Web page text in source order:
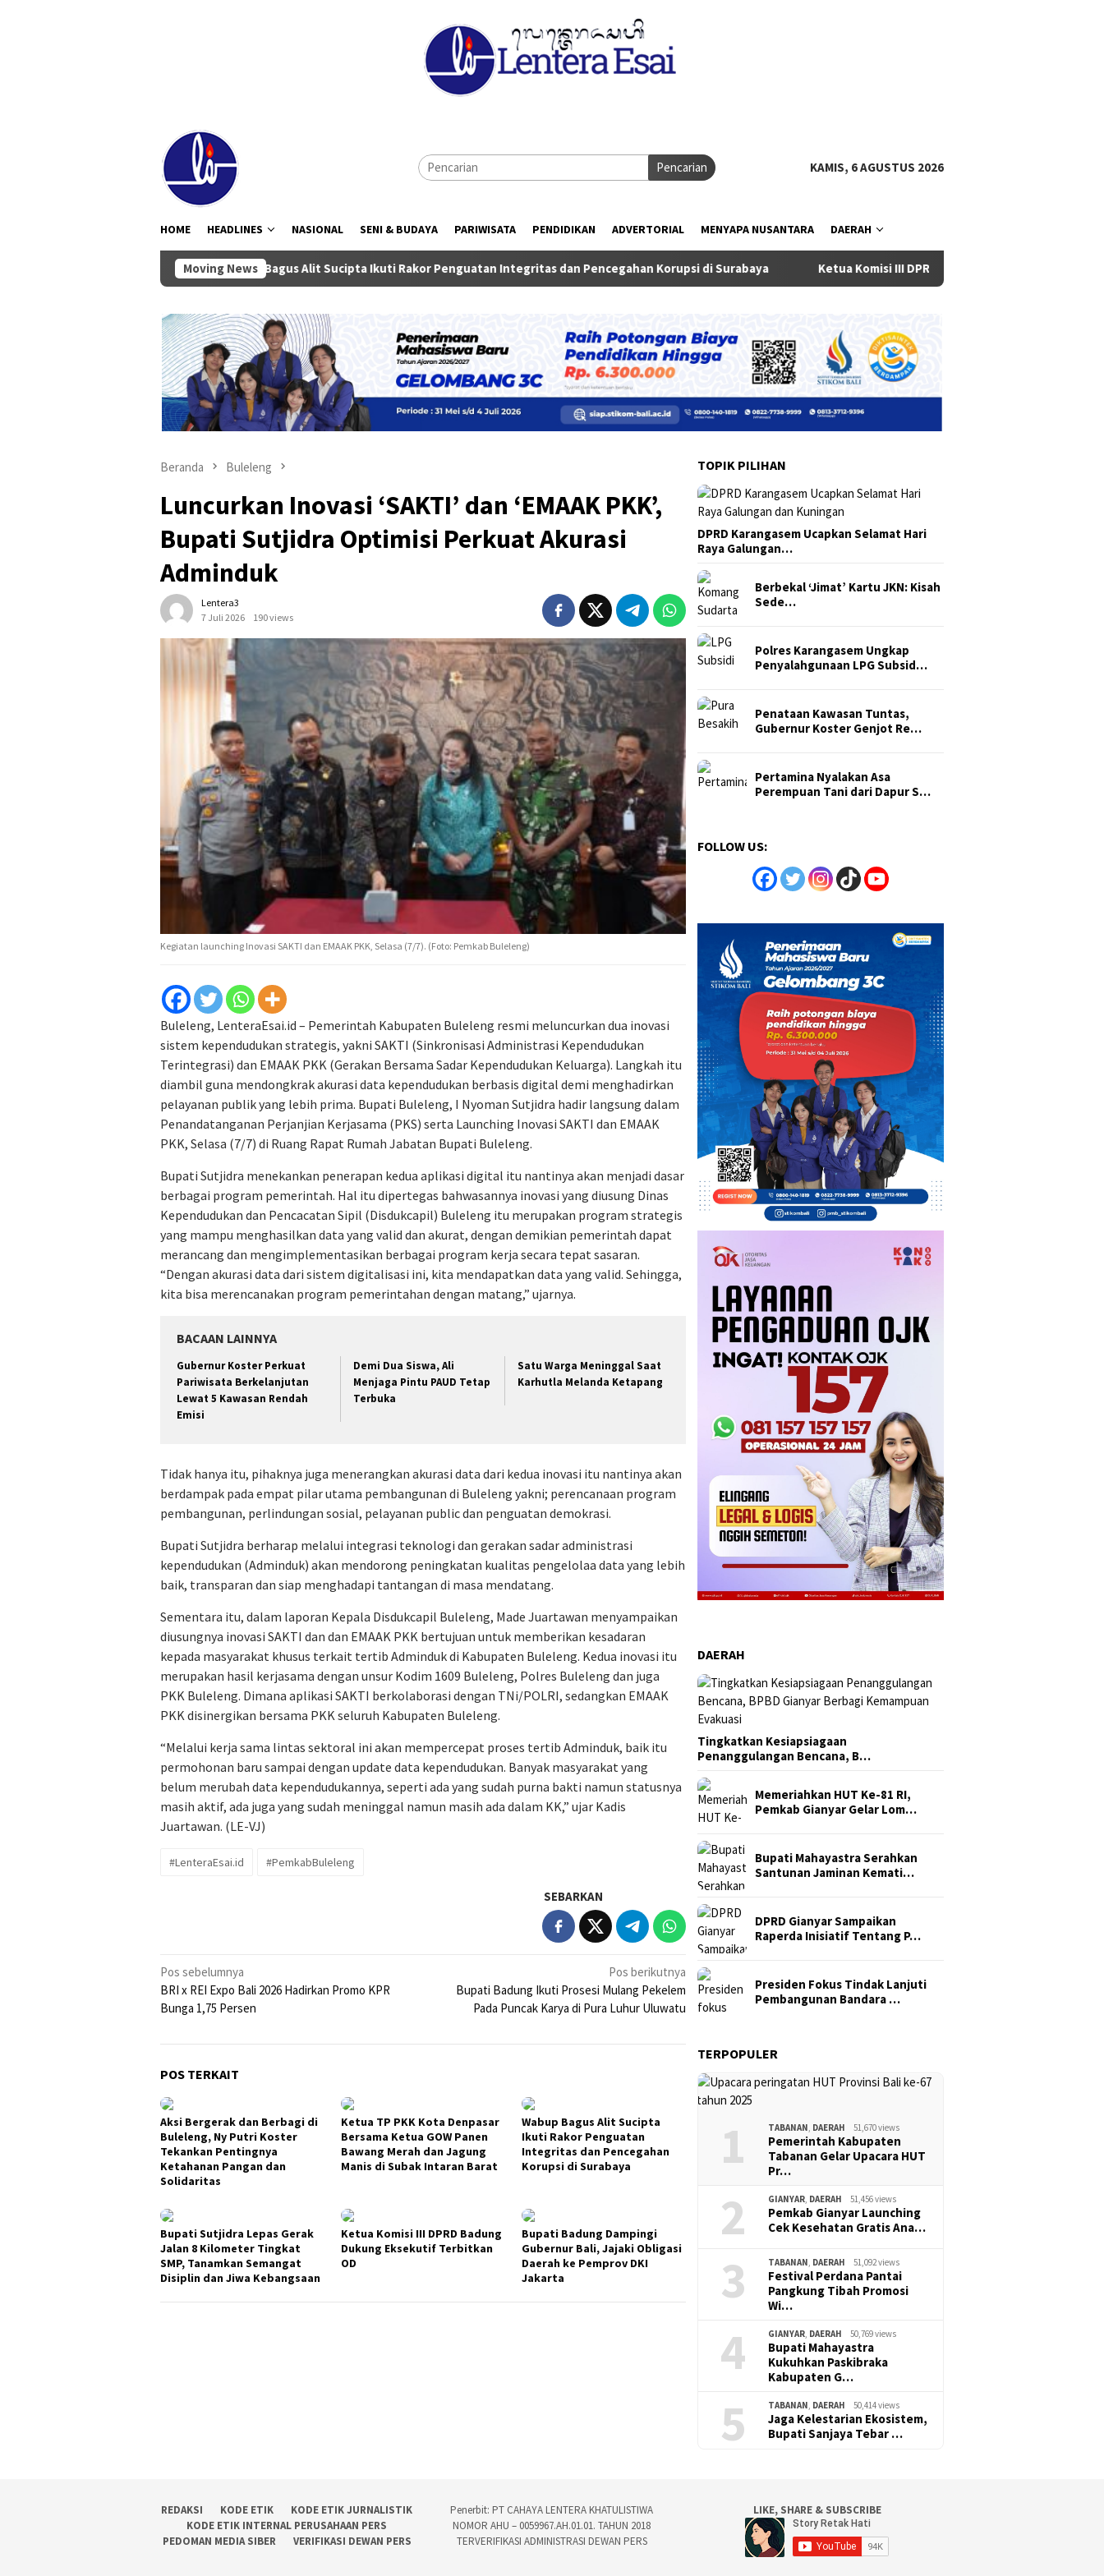
Pencarian KAMIS, 6 AGUSTUS 2026
HOME HEADLINES NASIONAL SENI & BUDAYA PARIWISATA PENDIDIKAN ADVERTORIAL MENYAPA NUSANTARA DAERAH
Moving News
Wabup Bagus Alit Sucipta Ikuti Rakor Penguatan Integritas dan Pencegahan Korupsi di Surabaya Ketua Komisi III DPRD Badung Dukung Eksekutif Terbitkan OD
Beranda Buleleng
Luncurkan Inovasi ‘SAKTI’ dan ‘EMAAK PKK’,
Bupati Sutjidra Optimisi Perkuat Akurasi
Adminduk
Lentera3
7 Juli 2026
190 views
Kegiatan launching Inovasi SAKTI dan EMAAK PKK, Selasa (7/7). (Foto: Pemkab Buleleng)
Buleleng, LenteraEsai.id – Pemerintah Kabupaten Buleleng resmi meluncurkan dua inovasi
sistem kependudukan strategis, yakni SAKTI (Sinkronisasi Administrasi Kependudukan
Terintegrasi) dan EMAAK PKK (Gerakan Bersama Sadar Kependudukan Keluarga). Langkah itu
diambil guna mendongkrak akurasi data kependudukan berbasis digital demi menghadirkan
pelayanan publik yang lebih prima. Bupati Buleleng, I Nyoman Sutjidra hadir langsung dalam
Penandatanganan Perjanjian Kerjasama (PKS) serta Launching Inovasi SAKTI dan EMAAK
PKK, Selasa (7/7) di Ruang Rapat Rumah Jabatan Bupati Buleleng.
Bupati Sutjidra menekankan penerapan kedua aplikasi digital itu nantinya akan menjadi dasar
berbagai program pemerintah. Hal itu dipertegas bahwasannya inovasi yang diusung Dinas
Kependudukan dan Pencacatan Sipil (Disdukcapil) Buleleng itu merupakan program strategis
yang mampu menghasilkan data yang valid dan akurat, dengan demikian pemerintah dapat
merancang dan mengimplementasikan berbagai program kerja secara tepat sasaran.
“Dengan akurasi data dari sistem digitalisasi ini, kita mendapatkan data yang valid. Sehingga,
kita bisa merencanakan program pemerintahan dengan matang,” ujarnya.
BACAAN LAINNYA
Gubernur Koster Perkuat
Pariwisata Berkelanjutan
Lewat 5 Kawasan Rendah
Emisi
Demi Dua Siswa, Ali
Menjaga Pintu PAUD Tetap
Terbuka
Satu Warga Meninggal Saat
Karhutla Melanda Ketapang
Tidak hanya itu, pihaknya juga menerangkan akurasi data dari kedua inovasi itu nantinya akan
berdampak pada empat pilar utama pembangunan di Buleleng yakni; perencanaan program
pembangunan, perlindungan sosial, pelayanan public dan penguatan demokrasi.
Bupati Sutjidra berharap melalui integrasi teknologi dan gerakan sadar administrasi
kependudukan (Adminduk) akan mendorong peningkatan kualitas pengelolaa data yang lebih
baik, transparan dan siap menghadapi tantangan di masa mendatang.
Sementara itu, dalam laporan Kepala Disdukcapil Buleleng, Made Juartawan menyampaikan
diusungnya inovasi SAKTI dan dan EMAAK PKK bertujuan untuk memberikan kesadaran
kepada masyarakat khusus terkait tertib Adminduk di Kabupaten Buleleng. Kedua inovasi itu
merupakan hasil kerjasama dengan unsur Kodim 1609 Buleleng, Polres Buleleng dan juga
PKK Buleleng. Dimana aplikasi SAKTI berkolaborasi dengan TNi/POLRI, sedangkan EMAAK
PKK disinergikan bersama PKK seluruh Kabupaten Buleleng.
“Melalui kerja sama lintas sektoral ini akan mempercepat proses tertib Adminduk, baik itu
permohonan baru sampai dengan update data kependudukan. Banyak masyarakat yang
belum merubah data kependudukannya, seperti ada yang sudah purna bakti namun statusnya
masih aktif, ada juga yang sudah meninggal namun masih ada dalam KK,” ujar Kadis
Juartawan. (LE-VJ)
#LenteraEsai.id #PemkabBuleleng
SEBARKAN
Navigasi
pos
Pos sebelumnya
BRI x REI Expo Bali 2026 Hadirkan Promo KPR
Bunga 1,75 Persen
Pos berikutnya
Bupati Badung Ikuti Prosesi Mulang Pekelem
Pada Puncak Karya di Pura Luhur Uluwatu
POS TERKAIT
Aksi Bergerak dan Berbagi di
Buleleng, Ny Putri Koster
Tekankan Pentingnya
Ketahanan Pangan dan
Solidaritas
Ketua TP PKK Kota Denpasar
Bersama Ketua GOW Panen
Bawang Merah dan Jagung
Manis di Subak Intaran Barat
Wabup Bagus Alit Sucipta
Ikuti Rakor Penguatan
Integritas dan Pencegahan
Korupsi di Surabaya
Bupati Sutjidra Lepas Gerak
Jalan 8 Kilometer Tingkat
SMP, Tanamkan Semangat
Disiplin dan Jiwa Kebangsaan
Ketua Komisi III DPRD Badung
Dukung Eksekutif Terbitkan
OD
Bupati Badung Dampingi
Gubernur Bali, Jajaki Obligasi
Daerah ke Pemprov DKI
Jakarta
TOPIK PILIHAN
DPRD Karangasem Ucapkan Selamat Hari
Raya Galungan…
Berbekal ‘Jimat’ Kartu JKN: Kisah
Sede…
Polres Karangasem Ungkap
Penyalahgunaan LPG Subsid…
Penataan Kawasan Tuntas,
Gubernur Koster Genjot Re…
Pertamina Nyalakan Asa
Perempuan Tani dari Dapur S…
FOLLOW US:
DAERAH
Tingkatkan Kesiapsiagaan
Penanggulangan Bencana, B…
Memeriahkan HUT Ke-81 RI,
Pemkab Gianyar Gelar Lom…
Bupati Mahayastra Serahkan
Santunan Jaminan Kemati…
DPRD Gianyar Sampaikan
Raperda Inisiatif Tentang P…
Presiden Fokus Tindak Lanjuti
Pembangunan Bandara …
TERPOPULER
1 TABANAN, DAERAH 51,670 views
Pemerintah Kabupaten
Tabanan Gelar Upacara HUT
Pr…
2 GIANYAR, DAERAH 51,456 views
Pemkab Gianyar Launching
Cek Kesehatan Gratis Ana…
3 TABANAN, DAERAH 51,092 views
Festival Perdana Pantai
Pangkung Tibah Promosi
Wi…
4 GIANYAR, DAERAH 50,769 views
Bupati Mahayastra
Kukuhkan Paskibraka
Kabupaten G…
5 TABANAN, DAERAH 50,414 views
Jaga Kelestarian Ekosistem,
Bupati Sanjaya Tebar …
REDAKSI KODE ETIK
KODE ETIK JURNALISTIK
KODE ETIK INTERNAL PERUSAHAAN PERS
PEDOMAN MEDIA SIBER
VERIFIKASI DEWAN PERS
Penerbit: PT CAHAYA LENTERA KHATULISTIWA
NOMOR AHU – 0059967.AH.01.01. TAHUN 2018
TERVERIFIKASI ADMINISTRASI DEWAN PERS
LIKE, SHARE & SUBSCRIBE